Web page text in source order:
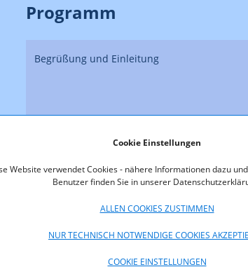
Cookie Einstellungen
Website verwendet Cookies - nähere Informationen dazu
Benutzer finden Sie in unserer
ALLEN COOKIES ZUSTIMMEN
NUR TECHNISCH NOTWENDIGE COOKIES
COOKIE EINSTELLUNGEN
Programm
Begrüßung und Einleitung
Der Weg des digitalen Fernsehens -
Entwicklung der Verbreitungswege im
DVB-T2: Die Evolution des digitalen